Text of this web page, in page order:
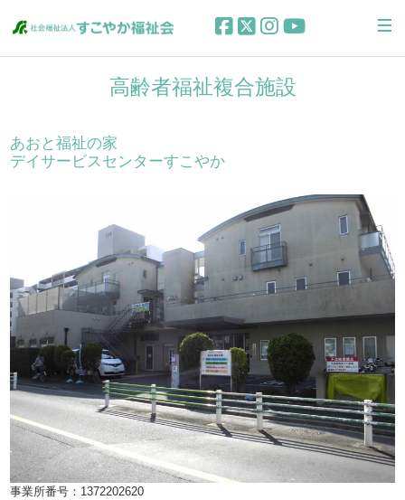
高齢者福祉複合施設
あおと福祉の家
デイサービスセンターすこやか
事業所番号：1372202620